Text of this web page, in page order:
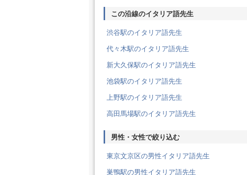
この沿線のイタリア語先生
渋谷駅のイタリア語先生
代々木駅のイタリア語先生
新大久保駅のイタリア語先生
池袋駅のイタリア語先生
上野駅のイタリア語先生
高田馬場駅のイタリア語先生
男性・女性で絞り込む
東京文京区の男性イタリア語先生
巣鴨駅の男性イタリア語先生